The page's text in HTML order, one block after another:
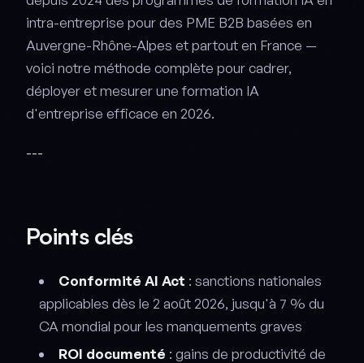
intra-entreprise pour des PME B2B basées en
Auvergne-Rhône-Alpes et partout en France —
voici notre méthode complète pour cadrer,
déployer et mesurer une formation IA
d'entreprise efficace en 2026.
---
Points clés
Conformité AI Act : sanctions nationales
applicables dès le 2 août 2026, jusqu'à 7 % du
CA mondial pour les manquements graves
ROI documenté : gains de productivité de